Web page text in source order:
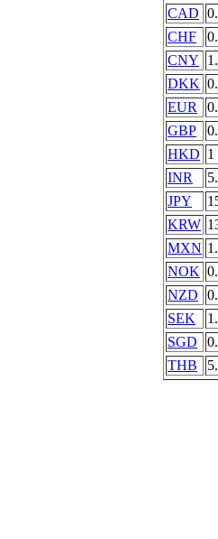
CAD
CHF
CNY
DKK
EUR
GBP
HKD 1
INR
JPY
KRW
MXN
NOK
NZD
SEK
SGD
THB